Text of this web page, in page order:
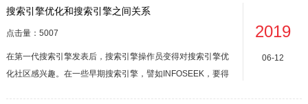
1.网站结构简单，扁平：即网站结构清晰，板块清晰，从网站的
首页到网站内的任...
搜索引擎优化和搜索引擎之间关系
点击量：5007
在第一代搜索引擎发表后，搜索引擎操作员变得对搜索引擎优
化社区感兴趣。在一些早期搜索引擎，譬如INFOSEEK，要得
2019
06-12